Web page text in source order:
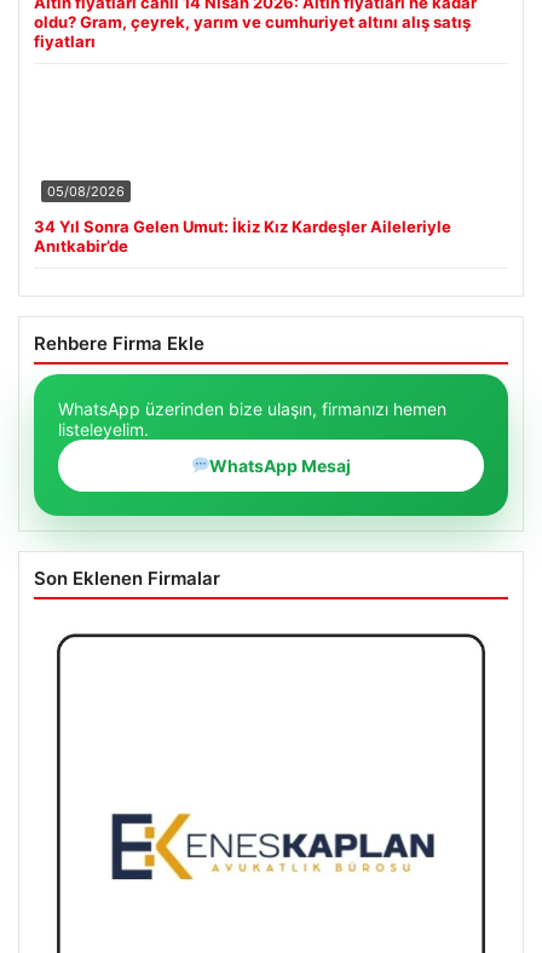
oldu? Gram, çeyrek, yarım ve cumhuriyet altını alış satış
fiyatları
05/08/2026
34 Yıl Sonra Gelen Umut: İkiz Kız Kardeşler Aileleriyle
Anıtkabir’de
Rehbere Firma Ekle
WhatsApp üzerinden bize ulaşın, firmanızı hemen
listeleyelim.
WhatsApp Mesaj
Son Eklenen Firmalar